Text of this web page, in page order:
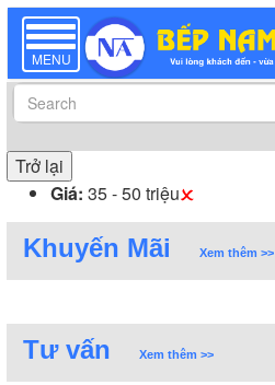
TOGGLE
NAVIGATION
MENU
Trở lại
Giá: 35 - 50 triệu
Khuyến Mãi Xem thêm >>
Tư vấn Xem thêm >>